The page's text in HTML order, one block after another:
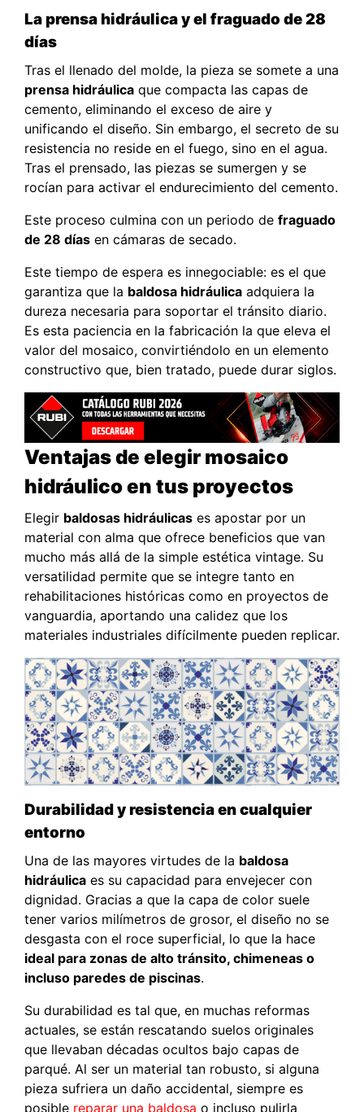
La prensa hidráulica y el fraguado de 28
días
Tras el llenado del molde, la pieza se somete a una
prensa hidráulica que compacta las capas de
cemento, eliminando el exceso de aire y
unificando el diseño. Sin embargo, el secreto de su
resistencia no reside en el fuego, sino en el agua.
Tras el prensado, las piezas se sumergen y se
rocían para activar el endurecimiento del cemento.
Este proceso culmina con un periodo de fraguado
de 28 días en cámaras de secado.
Este tiempo de espera es innegociable: es el que
garantiza que la baldosa hidráulica adquiera la
dureza necesaria para soportar el tránsito diario.
Es esta paciencia en la fabricación la que eleva el
valor del mosaico, convirtiéndolo en un elemento
constructivo que, bien tratado, puede durar siglos.
Ventajas de elegir mosaico
hidráulico en tus proyectos
Elegir baldosas hidráulicas es apostar por un
material con alma que ofrece beneficios que van
mucho más allá de la simple estética vintage. Su
versatilidad permite que se integre tanto en
rehabilitaciones históricas como en proyectos de
vanguardia, aportando una calidez que los
materiales industriales difícilmente pueden replicar.
Durabilidad y resistencia en cualquier
entorno
Una de las mayores virtudes de la baldosa
hidráulica es su capacidad para envejecer con
dignidad. Gracias a que la capa de color suele
tener varios milímetros de grosor, el diseño no se
desgasta con el roce superficial, lo que la hace
ideal para zonas de alto tránsito, chimeneas o
incluso paredes de piscinas.
Su durabilidad es tal que, en muchas reformas
actuales, se están rescatando suelos originales
que llevaban décadas ocultos bajo capas de
parqué. Al ser un material tan robusto, si alguna
pieza sufriera un daño accidental, siempre es
posible reparar una baldosa o incluso pulirla